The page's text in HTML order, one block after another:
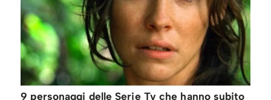
9 personaggi delle Serie Tv che hanno subito